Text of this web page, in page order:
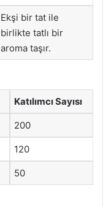
Ekşi bir tat ile
birlikte tatlı bir
aroma taşır.
Katılımcı Sayısı
200
120
50